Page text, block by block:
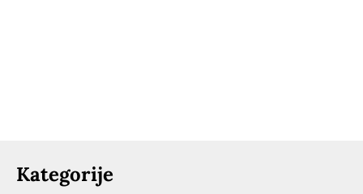
Kategorije